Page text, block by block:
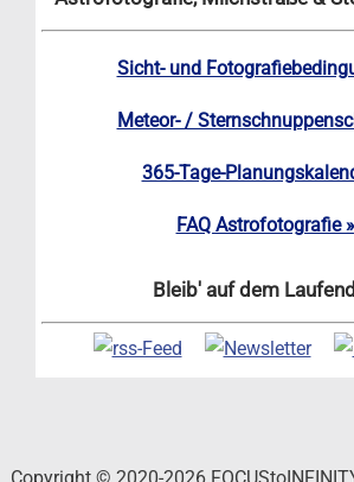
Sicht- und
Meteor- /
365-Tage-
FAQ Astrofotografie »
Bleib' auf dem